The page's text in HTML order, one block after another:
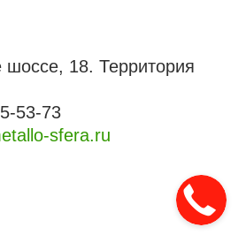
шоссе, 18. Территория
53-73
sfera.ru